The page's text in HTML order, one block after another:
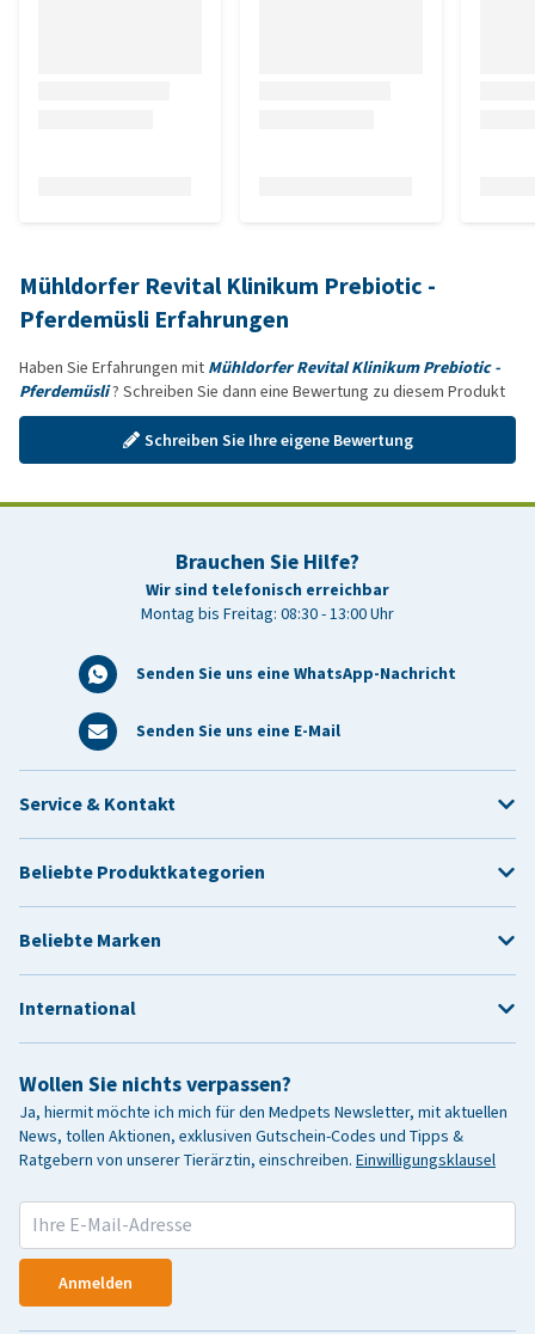
Mühldorfer Revital Klinikum Prebiotic -
Pferdemüsli Erfahrungen
Haben Sie Erfahrungen mit Mühldorfer Revital Klinikum Prebiotic -
Pferdemüsli? Schreiben Sie dann eine Bewertung zu diesem Produkt
Schreiben Sie Ihre eigene Bewertung
Brauchen Sie Hilfe?
Wir sind telefonisch erreichbar
Montag bis Freitag: 08:30 - 13:00 Uhr
Senden Sie uns eine WhatsApp-Nachricht
Senden Sie uns eine E-Mail
Wollen Sie nichts verpassen?
Ja, hiermit möchte ich mich für den Medpets Newsletter, mit aktuellen
News, tollen Aktionen, exklusiven Gutschein-Codes und Tipps &
Ratgebern von unserer Tierärztin, einschreiben. Einwilligungsklausel
Anmelden
Service & Kontakt
Beliebte Produktkategorien
Beliebte Marken
International